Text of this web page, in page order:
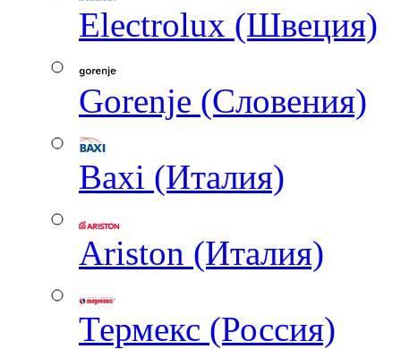
Electrolux (Швеция)
Gorenje (Словения)
Baxi (Италия)
Ariston (Италия)
Термекс (Россия)